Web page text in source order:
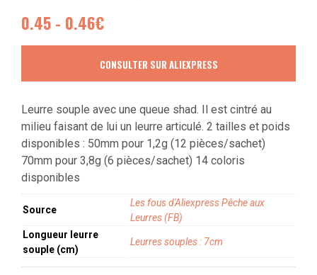
0.45 - 0.46€
CONSULTER SUR ALIEXPRESS
Leurre souple avec une queue shad. Il est cintré au
milieu faisant de lui un leurre articulé. 2 tailles et poids
disponibles : 50mm pour 1,2g (12 pièces/sachet)
70mm pour 3,8g (6 pièces/sachet) 14 coloris
disponibles
Source
Les fous d'Aliexpress Pêche aux
Leurres (FB)
Longueur leurre
souple (cm)
Leurres souples : 7cm